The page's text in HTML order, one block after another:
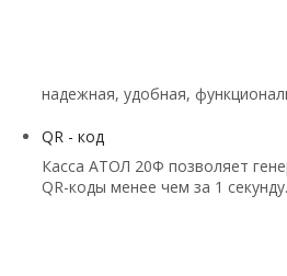
надежная, удобная,
QR - код
Касса АТОЛ 20Ф позволяет
QR-коды менее чем за 1 секунду.